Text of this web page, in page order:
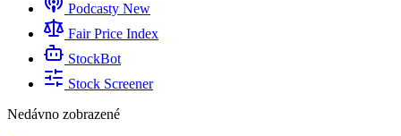
Podcasty New
Fair Price Index
StockBot
Stock Screener
Nedávno zobrazené